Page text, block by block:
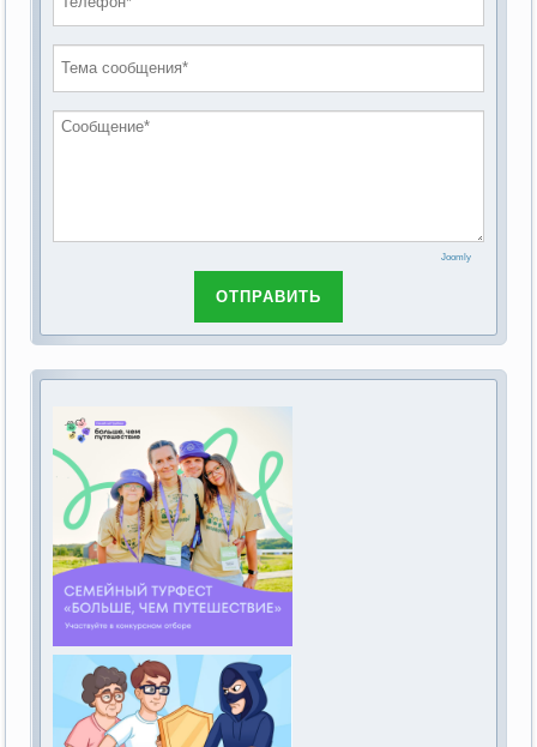
обсуждению Федерального закона Российской
основах социального обслуживания граждан в
2019 год
2018 год
Joomly
ОТПРАВИТЬ